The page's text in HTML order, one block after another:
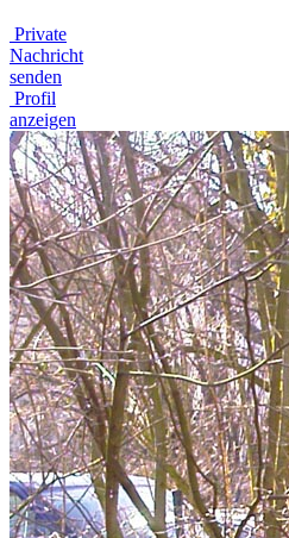
Private
Nachricht
senden
Profil
anzeigen